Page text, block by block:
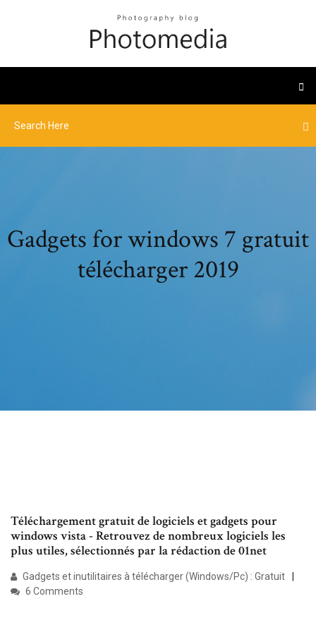
Gadgets for windows 7 gratuit
télécharger 2019
Téléchargement gratuit de logiciels et gadgets pour
windows vista - Retrouvez de nombreux logiciels les
plus utiles, sélectionnés par la rédaction de 01net
Gadgets et inutilitaires à télécharger (Windows/Pc) : Gratuit
6 Comments